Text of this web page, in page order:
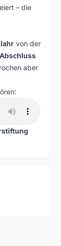
– die
von der
Abschluss
aber